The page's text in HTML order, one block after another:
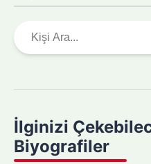
r
y
a
p
İlginizi
Biyografiler